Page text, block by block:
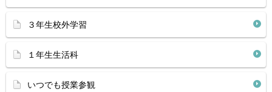
３年生校外学習
１年生生活科
いつでも授業参観